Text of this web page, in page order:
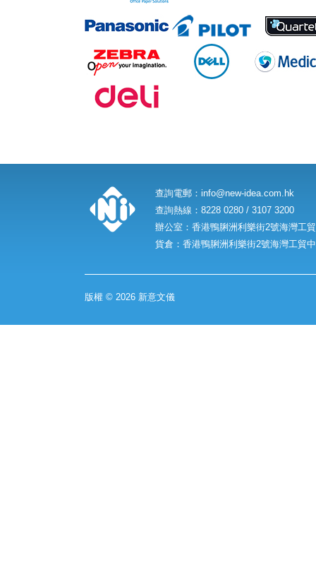
查詢電郵： info@new-idea.com.hk
查詢熱線：8228 0280 / 3107 3200
辦公室：香港鴨脷洲利樂街2號海灣工
貨倉：香港鴨脷洲利樂街2號海灣工貿
版權 © 2026 新意文儀